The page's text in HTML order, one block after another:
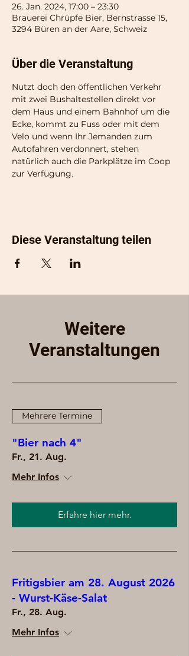
26. Jan. 2024, 17:00 – 23:30
Brauerei Chrüpfe Bier, Bernstrasse 15,
3294 Büren an der Aare, Schweiz
Über die Veranstaltung
Nutzt doch den öffentlichen Verkehr
mit zwei Bushaltestellen direkt vor
dem Haus und einem Bahnhof um die
Ecke, kommt zu Fuss oder mit dem
Velo und wenn Ihr Jemanden zum
Autofahren verdonnert, stehen
natürlich auch die Parkplätze im Coop
zur Verfügung.
Diese Veranstaltung teilen
Weitere
Veranstaltungen
Mehrere Termine
"Bier nach 4"
Fr., 21. Aug.
Mehr Infos
Erfahre hier mehr.
Fritigsbier am 28. August 2026
- Wurst-Käse-Salat
Fr., 28. Aug.
Mehr Infos